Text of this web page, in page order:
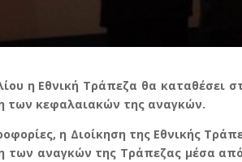
η Εθνική Τράπεζα θα καταθέσει
των κεφαλαιακών της αναγκών.
η Διοίκηση της Εθνικής
των αναγκών της Τράπεζας μέσα